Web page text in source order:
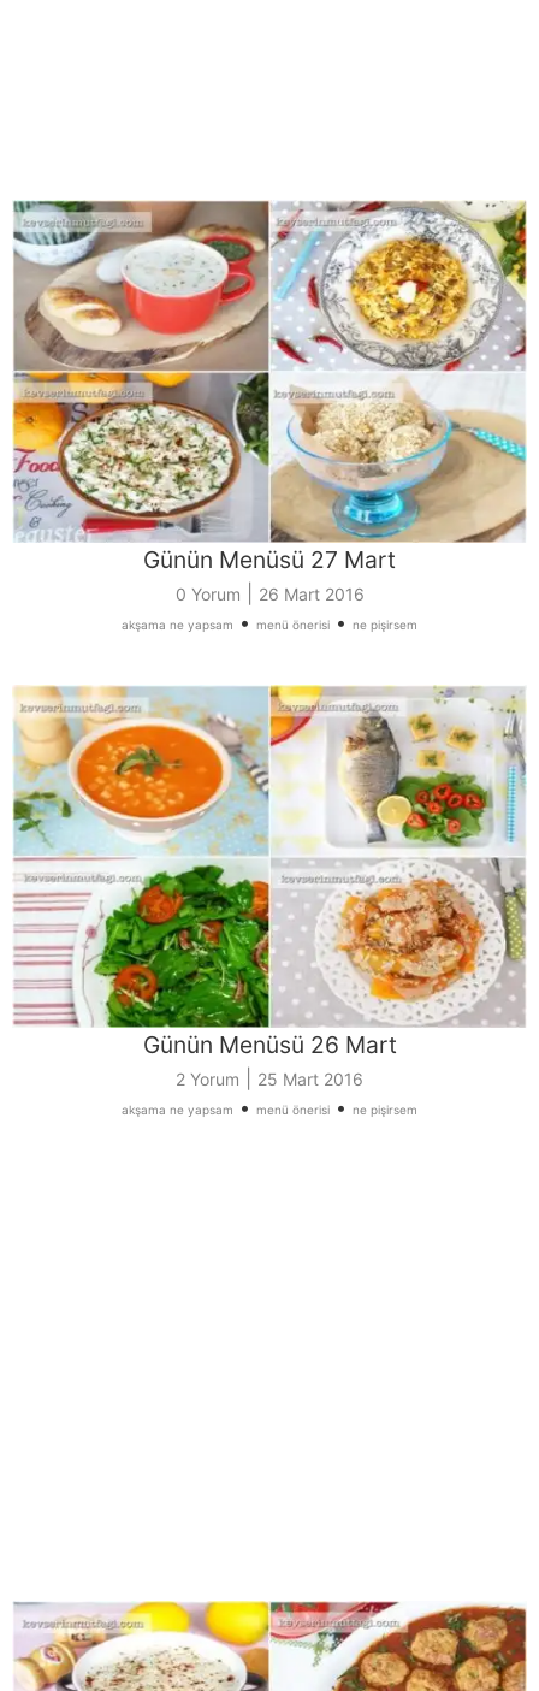
Günün Menüsü 27 Mart
0 Yorum 26 Mart 2016
akşama ne yapsam • menü önerisi • ne pişirsem
Günün Menüsü 26 Mart
2 Yorum 25 Mart 2016
akşama ne yapsam • menü önerisi • ne pişirsem